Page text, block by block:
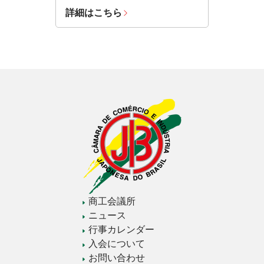
詳細はこちら
商工会議所
ニュース
行事カレンダー
入会について
お問い合わせ